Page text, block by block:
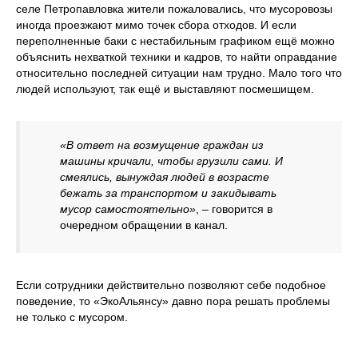
селе Петропавловка жители пожаловались, что мусоровозы
иногда проезжают мимо точек сбора отходов. И если
переполненные баки с нестабильным графиком ещё можно
объяснить нехваткой техники и кадров, то найти оправдание
относительно последней ситуации нам трудно. Мало того что
людей используют, так ещё и выставляют посмешищем.
«В ответ на возмущение граждан из
машины кричали, чтобы грузили сами. И
смеялись, вынуждая людей в возрасте
бежать за транспортом и закидывать
мусор самостоятельно» , – говорится в
очередном обращении в канал.
Если сотрудники действительно позволяют себе подобное
поведение, то «ЭкоАльянсу» давно пора решать проблемы
не только с мусором.